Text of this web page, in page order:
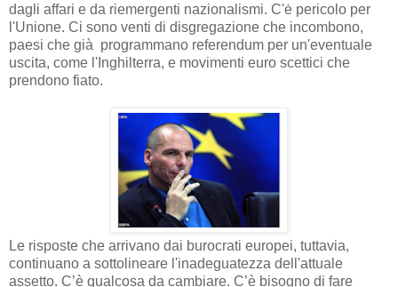
dagli affari e da riemergenti nazionalismi. C'ė pericolo per
l'Unione. Ci sono venti di disgregazione che incombono,
paesi che già programmano referendum per un'eventuale
uscita, come l'Inghilterra, e movimenti euro scettici che
prendono fiato.
Le risposte che arrivano dai burocrati europei, tuttavia,
continuano a sottolineare l'inadeguatezza dell'attuale
assetto. C’è qualcosa da cambiare. C’è bisogno di fare